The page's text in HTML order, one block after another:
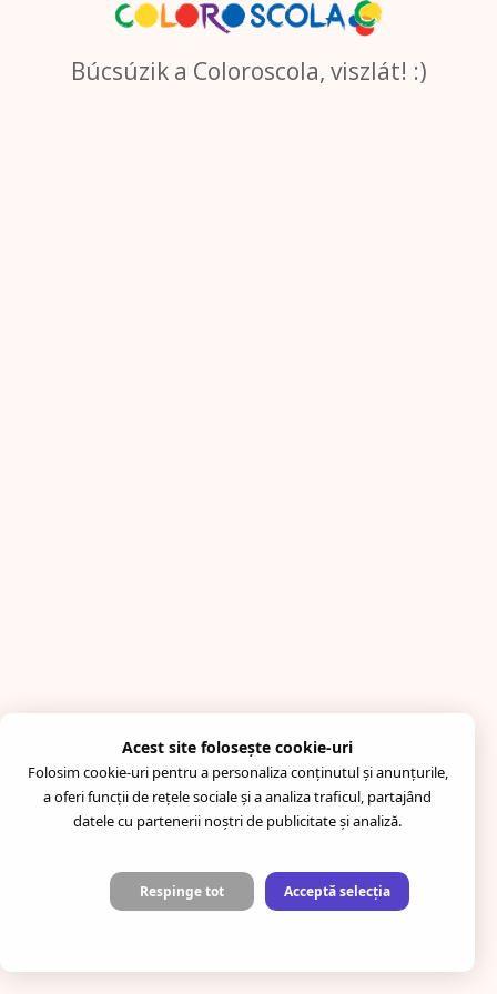
Búcsúzik a Coloroscola, viszlát! :)
Acest site folosește cookie-uri
Folosim cookie-uri pentru a personaliza conținutul și anunțurile,
a oferi funcții de rețele sociale și a analiza traficul, partajând
datele cu partenerii noștri de publicitate și analiză.
Respinge tot Acceptă selecția